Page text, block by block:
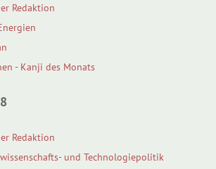
Redaktion
- Kanji des Monats
Redaktion
und Technologiepolitik